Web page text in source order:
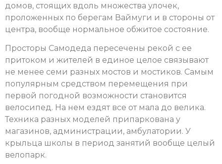
домов, стоящих вдоль множества улочек,
проложенных по берегам Ваймуги и в стороны от
центра, вообще нормальное обжитое состояние.
Просторы Самодеда пересечены рекой с ее
притоком и жителей в единое целое связывают
не менее семи разных мостов и мостиков. Самым
популярным средством перемещения при
первой погодной возможности становится
велосипед. На нем ездят все от мала до велика.
Техника разных моделей припаркована у
магазинов, администрации, амбулатории. У
крыльца школы в период занятий вообще целый
велопарк.